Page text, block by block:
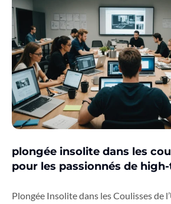
plongée insolite dans les
pour les passionnés de
Plongée Insolite dans les Coulisses de